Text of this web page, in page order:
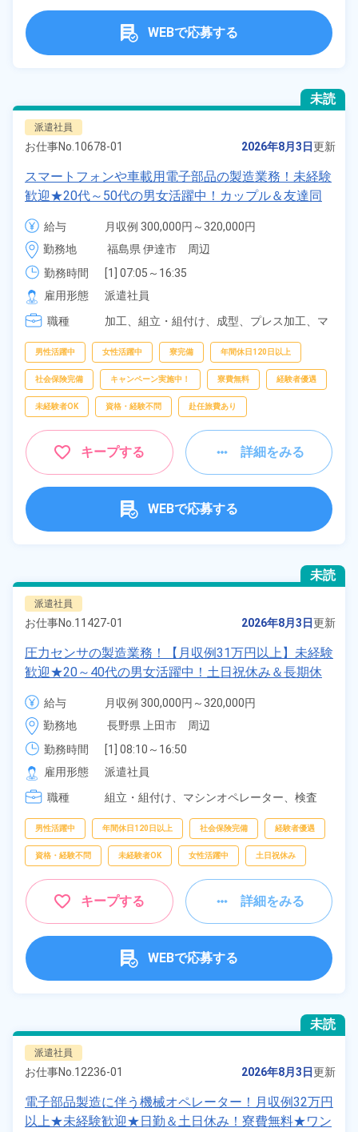
WEBで応募する
未読
派遣社員
お仕事No. 10678-01 2026年8月3日更新
スマートフォンや車載用電子部品の製造業務！未経験
歓迎★20代～50代の男女活躍中！カップル＆友達同
士の応募OK！寮費実質無料＆備品付きワンルーム寮
完備！日払い制度あり！社員食堂利用OK！《福島県
伊達市》
給与
月収例 300,000円～320,000円
時給 1,350円～1,350円
勤務地
福島県 伊達市　周辺
勤務時間
[1] 07:05～16:35
[2] 18:50～04:20
[3] 08:20～17:05
雇用形態
派遣社員
職種
加工、 組立・組付け、 成型、 プレス加工、 マ
洗浄
男性活躍中 女性活躍中 寮完備 年間休日120日以上
社会保険完備 キャンペーン実施中！ 寮費無料 経験者優遇
未経験者OK 資格・経験不問 赴任旅費あり
キープする 詳細をみる
WEBで応募する
未読
派遣社員
お仕事No. 11427-01 2026年8月3日更新
圧力センサの製造業務！【月収例31万円以上】未経験
歓迎★20～40代の男女活躍中！土日祝休み＆長期休
暇ありで年間休日123日！日払い制度あり♪社会保険
完備！《長野県上田市》
給与
月収例 300,000円～320,000円
時給 1,550円～1,550円
勤務地
長野県 上田市　周辺
勤務時間
[1] 08:10～16:50
[2] 16:10～00:50
[3] 23:35～08:15
雇用形態
派遣社員
職種
組立・組付け、 マシンオペレーター、 検査
男性活躍中 年間休日120日以上 社会保険完備 経験者優遇
資格・経験不問 未経験者OK 女性活躍中 土日祝休み
キープする 詳細をみる
WEBで応募する
未読
派遣社員
お仕事No. 12236-01 2026年8月3日更新
電子部品製造に伴う機械オペレーター！月収例32万円
以上★未経験歓迎★日勤＆土日休み！寮費無料★ワン